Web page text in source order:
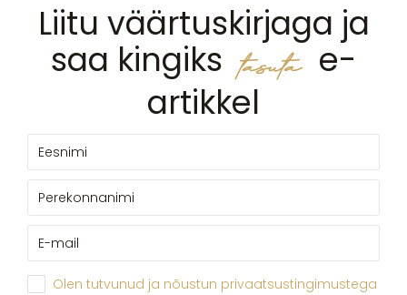
Liitu väärtuskirjaga ja
saa kingiks tasuta e-
artikkel
Olen tutvunud ja nõustun privaatsustingimustega